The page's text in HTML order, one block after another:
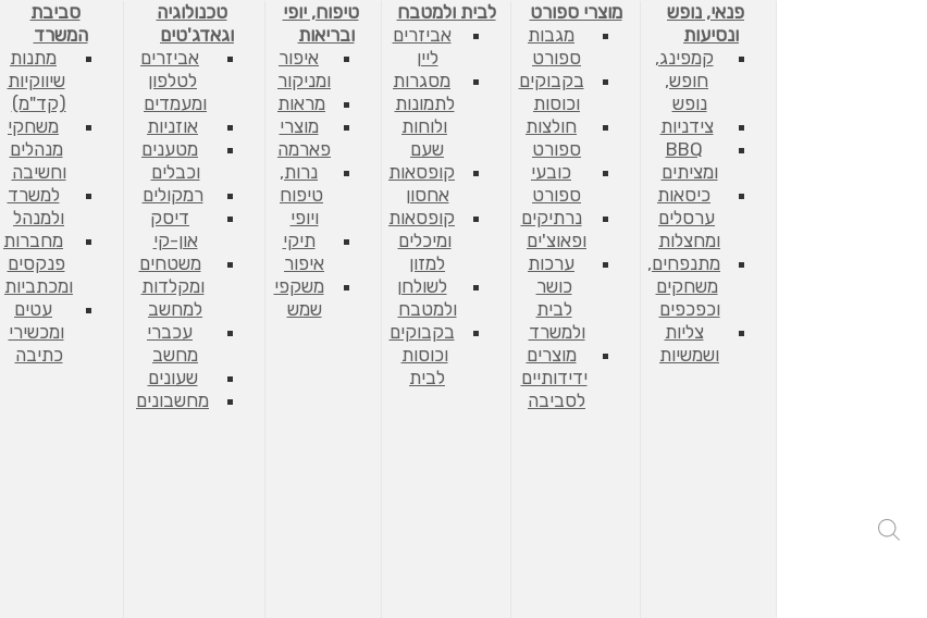
פנאי, נופש
ונסיעות
קמפינג,
חופש,
נופש
צידניות
BBQ
ומציתים
כיסאות
ערסלים
ומחצלות
מתנפחים,
משחקים
וכפכפים
צליות
ושמשיות
מוצרי ספורט
מגבות
ספורט
בקבוקים
וכוסות
חולצות
ספורט
כובעי
ספורט
נרתיקים
ופאוצ'ים
ערכות
כושר
לבית
ולמשרד
מוצרים
ידידותיים
לסביבה
לבית ולמטבח
אביזרים
ליין
מסגרות
לתמונות
ולוחות
שעם
קופסאות
אחסון
קופסאות
ומיכלים
למזון
לשולחן
ולמטבח
בקבוקים
וכוסות
לבית
טיפוח, יופי
ובריאות
איפור
ומניקור
מראות
מוצרי
פארמה
נרות,
טיפוח
ויופי
תיקי
איפור
משקפי
שמש
טכנולוגיה
וגאדג'טים
אביזרים
לטלפון
ומעמדים
אוזניות
מטענים
וכבלים
רמקולים
דיסק
און-קי
משטחים
ומקלדות
למחשב
עכברי
מחשב
שעונים
מחשבונים
סביבת
המשרד
מתנות
שיווקיות
(קד"מ)
משחקי
מנהלים
וחשיבה
למשרד
ולמנהל
מחברות
פנקסים
ומכתביות
עטים
ומכשירי
כתיבה